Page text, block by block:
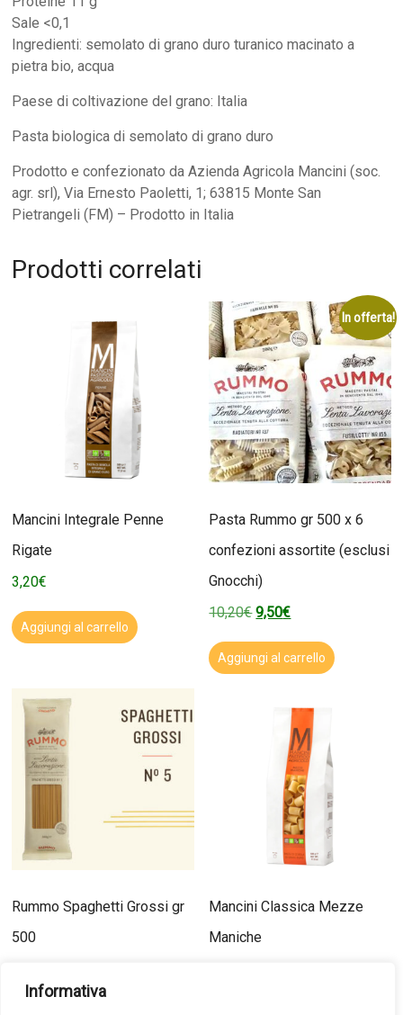
Informativa
Sale <0,1
Ingredienti: semolato di grano duro turanico macinato a
pietra bio, acqua
Paese di coltivazione del grano: Italia
Pasta biologica di semolato di grano duro
Prodotto e confezionato da Azienda Agricola Mancini (soc.
agr. srl), Via Ernesto Paoletti, 1; 63815 Monte San
Pietrangeli (FM) – Prodotto in Italia
Prodotti correlati
Mancini Integrale Penne
Rigate
3,20€
Aggiungi al carrello
In offerta!
Pasta Rummo gr 500 x 6
confezioni assortite (esclusi
Gnocchi)
10,20€ 9,50€
Aggiungi al carrello
Rummo Spaghetti Grossi gr
500
Mancini Classica Mezze
Maniche